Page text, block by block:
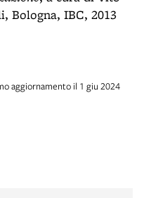
Bologna, IBC, 2013
aggiornamento il 1 giu 2024